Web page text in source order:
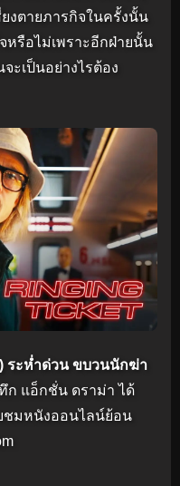
ยงตายภารกิจในครั้งนั้น
หรือไม่เพราะอีกฝ่ายนั้น
ะเป็นอย่างไรต้อง
ระห่ำด่วน ขบวนนักฆ่า
ก แอ็กชั่น ดราม่า ได้
ชมหนังออนไลน์ย้อน